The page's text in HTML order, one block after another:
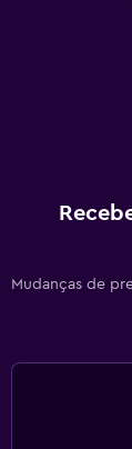
Mudanças de